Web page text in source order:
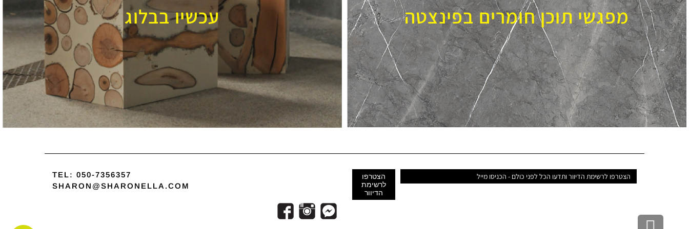
מפגשי תוכן חומרים בפינצטה עכשיו בבלוג
דואר
אלקטרוני
הצטרפו
לרשימת
הדיוור
TEL: 050-7356357
SHARON@SHARONELLA.COM